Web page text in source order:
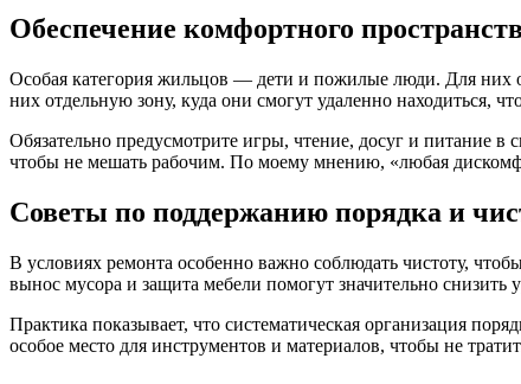
Обеспечение комфортного
Особая категория жильцов — дети и пожилые люди. Для них
них отдельную зону, куда они смогут удаленно находиться,
Обязательно предусмотрите игры, чтение, досуг и питание
чтобы не мешать рабочим. По моему мнению, «любая
Советы по поддержанию порядка и
В условиях ремонта особенно важно соблюдать чистоту,
вынос мусора и защита мебели помогут значительно снизить
Практика показывает, что систематическая организация
особое место для инструментов и материалов, чтобы не